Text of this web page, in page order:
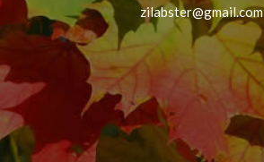
zilabster@gmail.com